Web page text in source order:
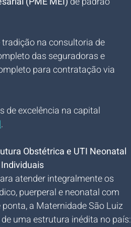
na consultoria de
das seguradoras e
para contratação via
de excelência na capital
.
Obstétrica e UTI Neonatal
atender integralmente os
puerperal e neonatal com
ponta, a Maternidade São Luiz
uma estrutura inédita no país: